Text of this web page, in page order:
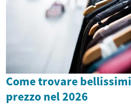
Come trovare
prezzo nel 2026